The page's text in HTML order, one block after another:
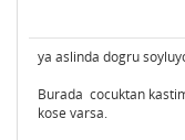
ya aslinda dogru
Burada cocuktan
kose varsa.